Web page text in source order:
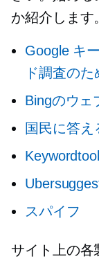
か紹介します
Google キ
ド調査のた
Bingのウェ
国民に答え
スパイフ
サイト上の各